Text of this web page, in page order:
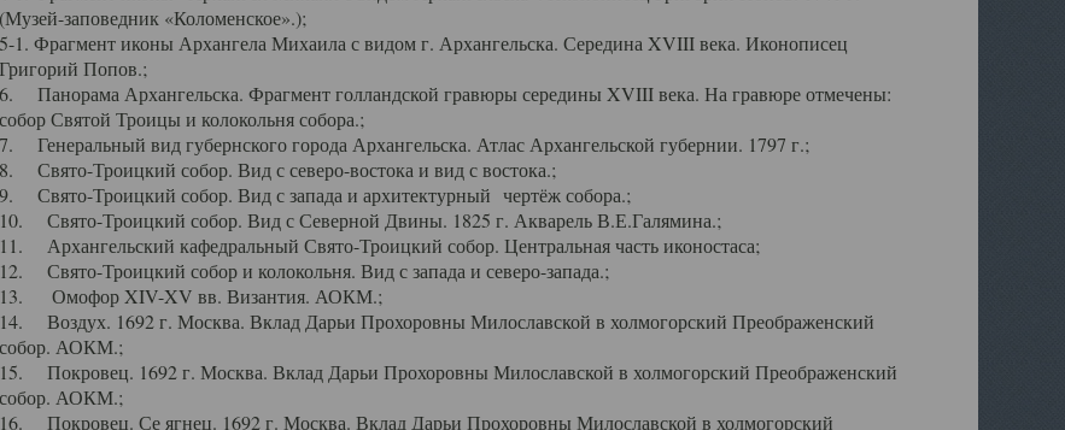
(Музей-заповедник «Коломенское».);
5-1. Фрагмент иконы Архангела Михаила с видом г. Архангельска. Середина XVIII века. Иконописец
Григорий Попов.;
6. Панорама Архангельска. Фрагмент голландской гравюры середины XVIII века. На гравюре отмечены:
собор Святой Троицы и колокольня собора.;
7. Генеральный вид губернского города Архангельска. Атлас Архангельской губернии. 1797 г.;
8. Свято-Троицкий собор. Вид с северо-востока и вид с востока.;
9. Свято-Троицкий собор. Вид с запада и архитектурный чертёж собора.;
10. Свято-Троицкий собор. Вид с Северной Двины. 1825 г. Акварель В.Е.Галямина.;
11. Архангельский кафедральный Свято-Троицкий собор. Центральная часть иконостаса;
12. Свято-Троицкий собор и колокольня. Вид с запада и северо-запада.;
13. Омофор XIV-XV вв. Византия. АОКМ.;
14. Воздух. 1692 г. Москва. Вклад Дарьи Прохоровны Милославской в холмогорский Преображенский
собор. АОКМ.;
15. Покровец. 1692 г. Москва. Вклад Дарьи Прохоровны Милославской в холмогорский Преображенский
собор. АОКМ.;
16. Покровец. Се ягнец. 1692 г. Москва. Вклад Дарьи Прохоровны Милославской в холмогорский